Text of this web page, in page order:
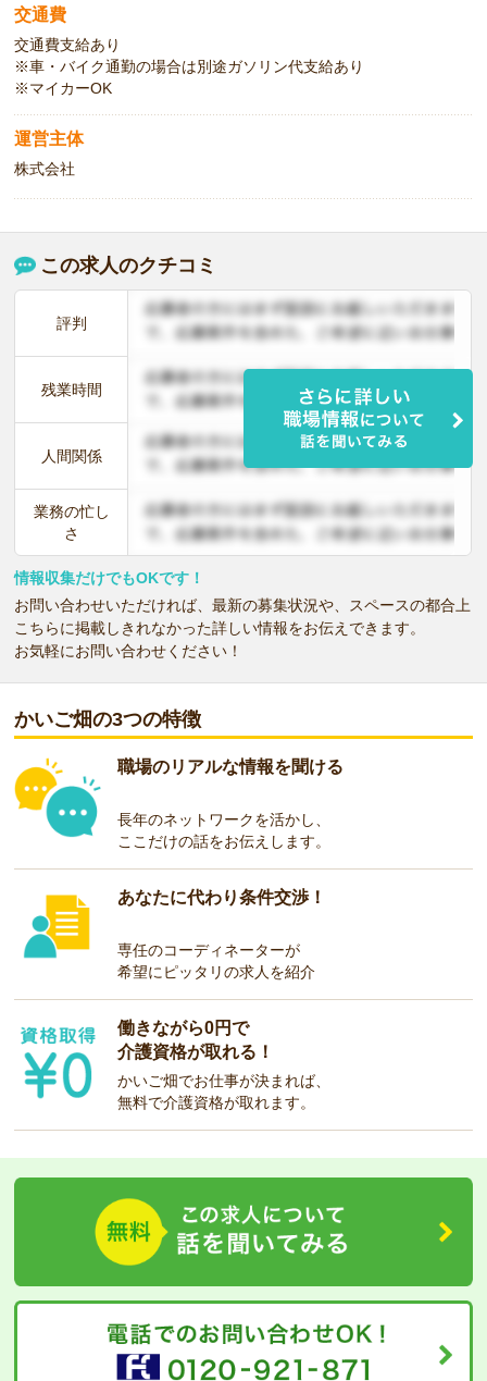
交通費
交通費支給あり
※車・バイク通勤の場合は別途ガソリン代支給あり
※マイカーOK
運営主体
株式会社
この求人のクチコミ
評判
残業時間
人間関係
業務の忙し
さ
情報収集だけでもOKです！
お問い合わせいただければ、最新の募集状況や、スペースの都合上
こちらに掲載しきれなかった詳しい情報をお伝えできます。
お気軽にお問い合わせください！
かいご畑の3つの特徴
職場のリアルな情報を聞ける
長年のネットワークを活かし、
ここだけの話をお伝えします。
あなたに代わり条件交渉！
専任のコーディネーターが
希望にピッタリの求人を紹介
働きながら0円で
介護資格が取れる！
かいご畑でお仕事が決まれば、
無料で介護資格が取れます。